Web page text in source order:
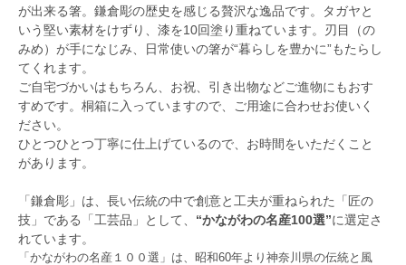
が出来る箸。鎌倉彫の歴史を感じる贅沢な逸品です。タガヤと
いう堅い素材をけずり、漆を10回塗り重ねています。刃目（の
みめ）が手になじみ、日常使いの箸が“暮らしを豊かに”もたらし
てくれます。
ご自宅づかいはもちろん、お祝、引き出物などご進物にもおす
すめです。桐箱に入っていますので、ご用途に合わせお使いく
ださい。
ひとつひとつ丁寧に仕上げているので、お時間をいただくこと
があります。
「鎌倉彫」は、長い伝統の中で創意と工夫が重ねられた「匠の
技」である「工芸品」として、 “かながわの名産100選”に選定さ
れています。
「かながわの名産１００選」は、昭和60年より神奈川県の伝統と風